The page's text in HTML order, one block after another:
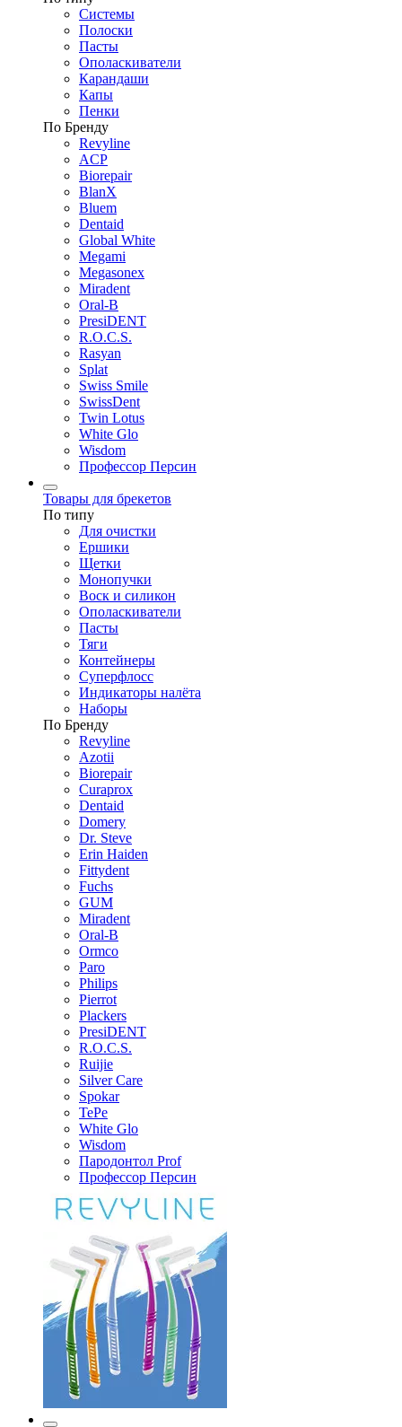
Системы
Полоски
Пасты
Ополаскиватели
Карандаши
Капы
Пенки
По Бренду
Revyline
ACP
Biorepair
BlanX
Bluem
Dentaid
Global White
Megami
Megasonex
Miradent
Oral-B
PresiDENT
R.O.C.S.
Rasyan
Splat
Swiss Smile
SwissDent
Twin Lotus
White Glo
Wisdom
Профессор Персин
Товары для брекетов
По типу
Для очистки
Ершики
Щетки
Монопучки
Воск и силикон
Ополаскиватели
Пасты
Тяги
Контейнеры
Суперфлосс
Индикаторы налёта
Наборы
По Бренду
Revyline
Azotii
Biorepair
Curaprox
Dentaid
Domery
Dr. Steve
Erin Haiden
Fittydent
Fuchs
GUM
Miradent
Oral-B
Ormco
Paro
Philips
Pierrot
Plackers
PresiDENT
R.O.C.S.
Ruijie
Silver Care
Spokar
TePe
White Glo
Wisdom
Пародонтол Prof
Профессор Персин